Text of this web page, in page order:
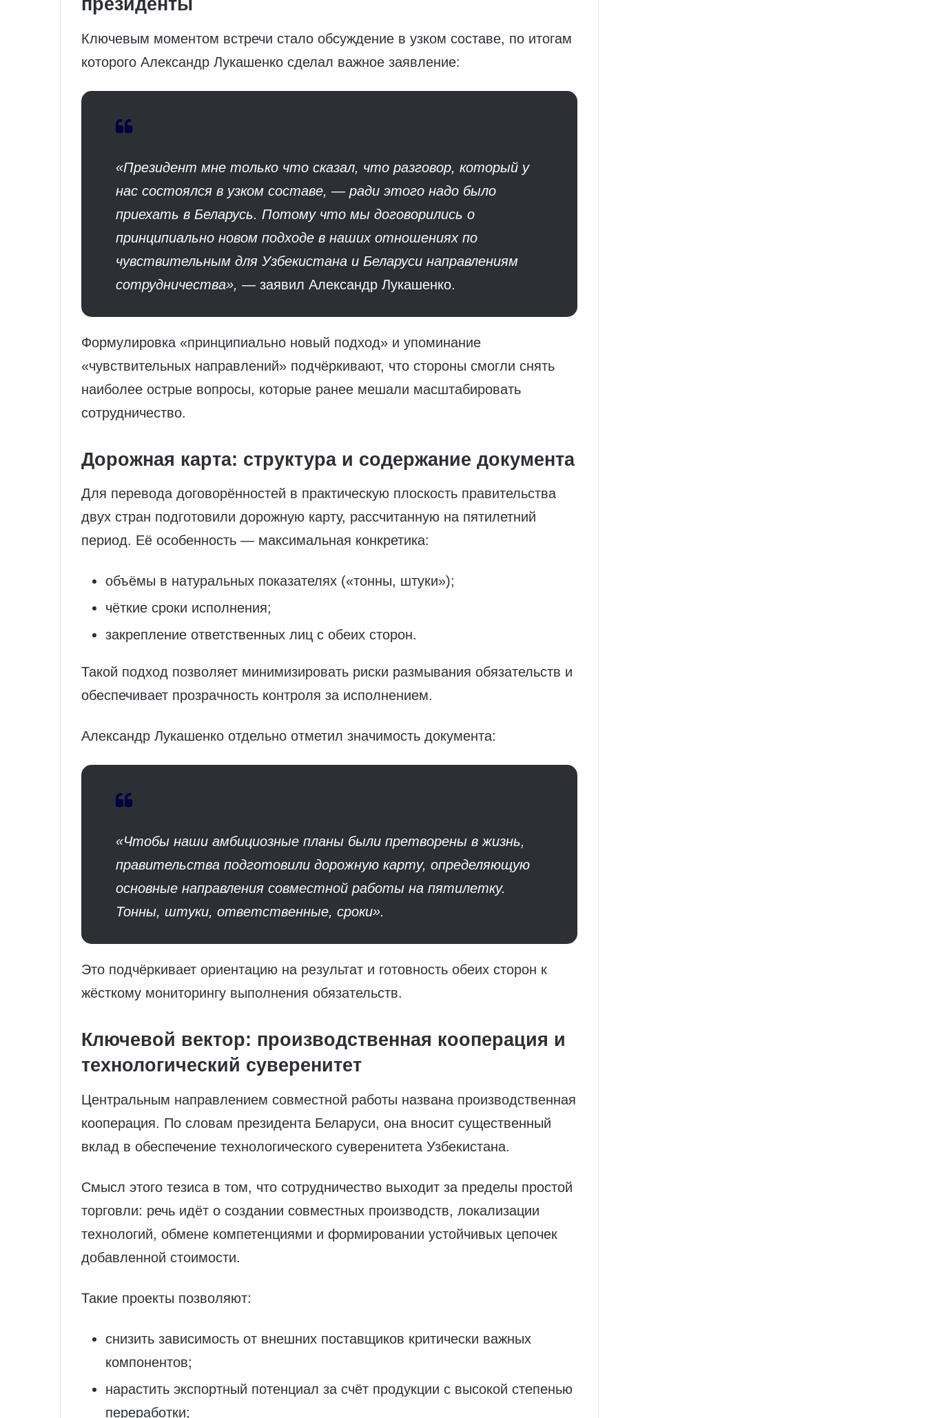
президенты
Ключевым моментом встречи стало обсуждение в узком составе, по итогам
которого Александр Лукашенко сделал важное заявление:
«Президент мне только что сказал, что разговор, который у
нас состоялся в узком составе, — ради этого надо было
приехать в Беларусь. Потому что мы договорились о
принципиально новом подходе в наших отношениях по
чувствительным для Узбекистана и Беларуси направлениям
сотрудничества», — заявил Александр Лукашенко.
Формулировка «принципиально новый подход» и упоминание
«чувствительных направлений» подчёркивают, что стороны смогли снять
наиболее острые вопросы, которые ранее мешали масштабировать
сотрудничество.
Дорожная карта: структура и содержание документа
Для перевода договорённостей в практическую плоскость правительства
двух стран подготовили дорожную карту, рассчитанную на пятилетний
период. Её особенность — максимальная конкретика:
объёмы в натуральных показателях («тонны, штуки»);
чёткие сроки исполнения;
закрепление ответственных лиц с обеих сторон.
Такой подход позволяет минимизировать риски размывания обязательств и
обеспечивает прозрачность контроля за исполнением.
Александр Лукашенко отдельно отметил значимость документа:
«Чтобы наши амбициозные планы были претворены в жизнь,
правительства подготовили дорожную карту, определяющую
основные направления совместной работы на пятилетку.
Тонны, штуки, ответственные, сроки».
Это подчёркивает ориентацию на результат и готовность обеих сторон к
жёсткому мониторингу выполнения обязательств.
Ключевой вектор: производственная кооперация и
технологический суверенитет
Центральным направлением совместной работы названа производственная
кооперация. По словам президента Беларуси, она вносит существенный
вклад в обеспечение технологического суверенитета Узбекистана.
Смысл этого тезиса в том, что сотрудничество выходит за пределы простой
торговли: речь идёт о создании совместных производств, локализации
технологий, обмене компетенциями и формировании устойчивых цепочек
добавленной стоимости.
Такие проекты позволяют:
снизить зависимость от внешних поставщиков критически важных
компонентов;
нарастить экспортный потенциал за счёт продукции с высокой степенью
переработки;